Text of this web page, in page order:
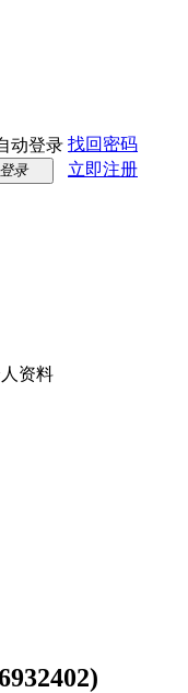
动登录 找回密码
登录 立即注册
资料